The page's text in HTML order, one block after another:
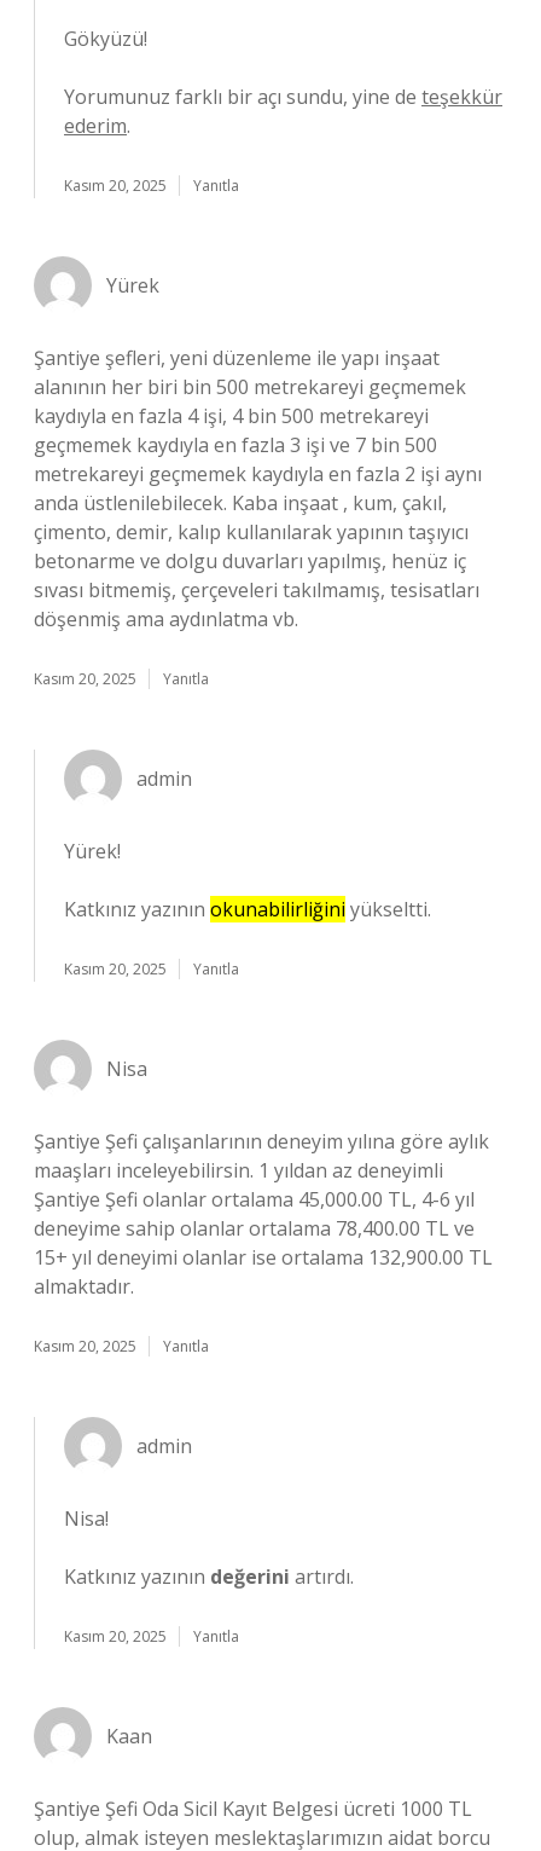
Gökyüzü!
Yorumunuz farklı bir açı sundu, yine de teşekkür
ederim.
Kasım 20, 2025 Yanıtla
Yürek
Şantiye şefleri, yeni düzenleme ile yapı inşaat
alanının her biri bin 500 metrekareyi geçmemek
kaydıyla en fazla 4 işi, 4 bin 500 metrekareyi
geçmemek kaydıyla en fazla 3 işi ve 7 bin 500
metrekareyi geçmemek kaydıyla en fazla 2 işi aynı
anda üstlenilebilecek. Kaba inşaat , kum, çakıl,
çimento, demir, kalıp kullanılarak yapının taşıyıcı
betonarme ve dolgu duvarları yapılmış, henüz iç
sıvası bitmemiş, çerçeveleri takılmamış, tesisatları
döşenmiş ama aydınlatma vb.
Kasım 20, 2025 Yanıtla
admin
Yürek!
Katkınız yazının okunabilirliğini yükseltti.
Kasım 20, 2025 Yanıtla
Nisa
Şantiye Şefi çalışanlarının deneyim yılına göre aylık
maaşları inceleyebilirsin. 1 yıldan az deneyimli
Şantiye Şefi olanlar ortalama 45,000.00 TL, 4-6 yıl
deneyime sahip olanlar ortalama 78,400.00 TL ve
15+ yıl deneyimi olanlar ise ortalama 132,900.00 TL
almaktadır.
Kasım 20, 2025 Yanıtla
admin
Nisa!
Katkınız yazının değerini artırdı.
Kasım 20, 2025 Yanıtla
Kaan
Şantiye Şefi Oda Sicil Kayıt Belgesi ücreti 1000 TL
olup, almak isteyen meslektaşlarımızın aidat borcu